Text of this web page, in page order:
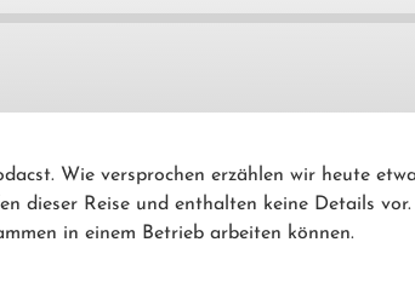
Wie versprochen erzählen wir heute
dieser Reise und enthalten keine Details
in einem Betrieb arbeiten können.